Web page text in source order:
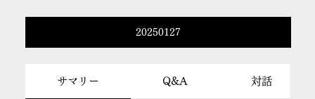
サマリー Q&A 対話
20250127